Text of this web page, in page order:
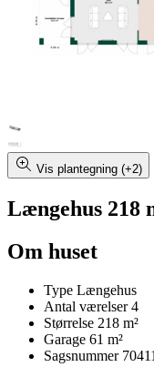
Vis plantegning (+2)
Længehus 218
Om huset
Type Længehus
Antal værelser 4
Størrelse 218 m²
Garage 61 m²
Sagsnummer